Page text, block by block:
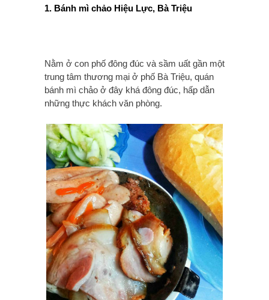
1. Bánh mì chảo Hiệu Lực, Bà Triệu
Nằm ở con phố đông đúc và sầm uất gần một
trung tâm thương mại ở phố Bà Triệu, quán
bánh mì chảo ở đây khá đông đúc, hấp dẫn
những thực khách văn phòng.